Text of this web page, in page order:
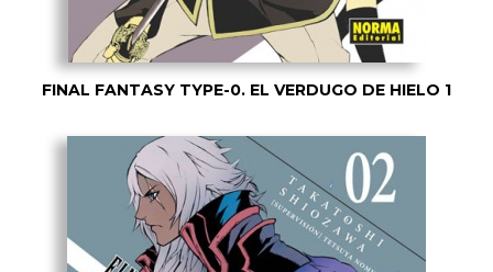
FINAL FANTASY TYPE-0. EL VERDUGO DE HIELO 1